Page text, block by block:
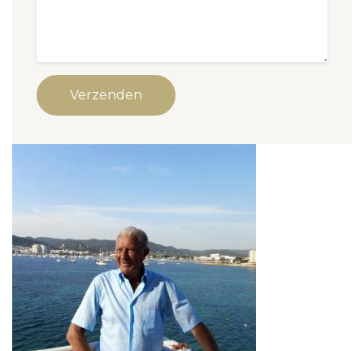
Verzenden